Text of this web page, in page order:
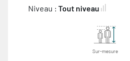
Niveau : Tout niveau
Sur-mesure